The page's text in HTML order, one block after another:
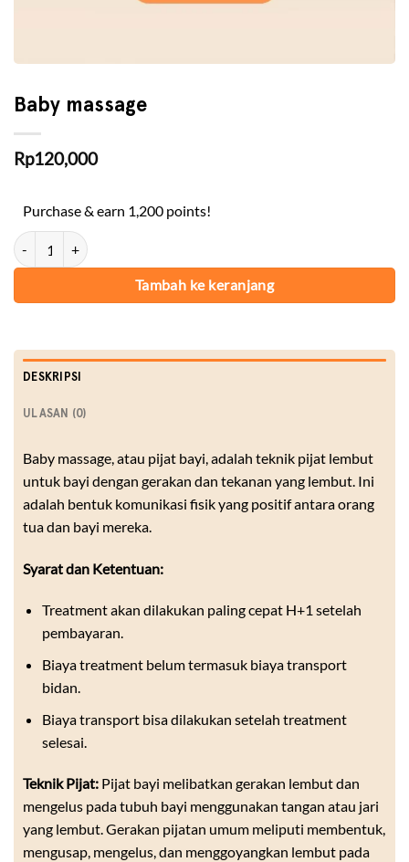
Baby massage
Rp120,000
Purchase & earn 1,200 points!
Kuantitas Baby massage
Tambah ke keranjang
DESKRIPSI
ULASAN (0)
Baby massage, atau pijat bayi, adalah teknik pijat lembut
untuk bayi dengan gerakan dan tekanan yang lembut. Ini
adalah bentuk komunikasi fisik yang positif antara orang
tua dan bayi mereka.
Syarat dan Ketentuan:
Treatment akan dilakukan paling cepat H+1 setelah
pembayaran.
Biaya treatment belum termasuk biaya transport
bidan.
Biaya transport bisa dilakukan setelah treatment
selesai.
Teknik Pijat: Pijat bayi melibatkan gerakan lembut dan
mengelus pada tubuh bayi menggunakan tangan atau jari
yang lembut. Gerakan pijatan umum meliputi membentuk,
mengusap, mengelus, dan menggoyangkan lembut pada